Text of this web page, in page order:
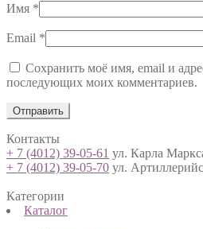
Имя *
Email *
Сохранить моё имя, email и
последующих моих комментариев.
Контакты
+ 7 (4012) 39-05-61 ул. Карла
+ 7 (4012) 39-05-70 ул.
Категории
Каталог